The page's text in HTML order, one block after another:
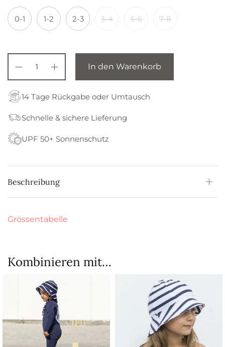
0-1 1-2 2-3 3-4 5-6 7-8
In den Warenkorb
14 Tage Rückgabe oder Umtausch
Schnelle & sichere Lieferung
UPF 50+ Sonnenschutz
Beschreibung
Grössentabelle
Kombinieren mit…